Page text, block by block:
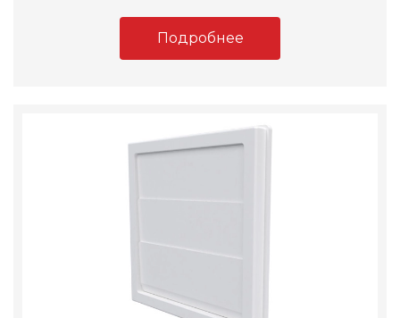
Подробнее